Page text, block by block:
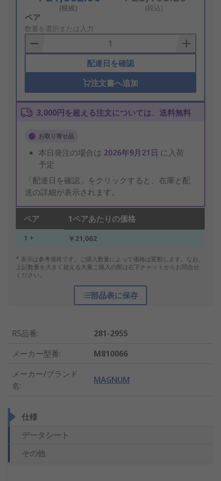
(税抜) (税込)
Add
to
Basket
ペア
数量を選択または入力
配達日を確認
注文書へ追加
3,000円を超える注文については、送料無料
お取り寄せ品
本日発注の場合は 2026年9月21日 に入荷
予定
「配達日を確認」をクリックすると、在庫と配
送の詳細が表示されます。
ペア 1ペアあたりの価格
1 + ￥21,062
* 表示は参考価格です。ご購入数量によって価格は変動します。なお、
上記数量を大きく超える大量ご購入の際は右下チャットからお問合せ
ください。
部品表に保存
RS品番:
281-2955
メーカー型番:
M810066
メーカー/ブランド
名:
MAGNUM
仕様
データシート
その他